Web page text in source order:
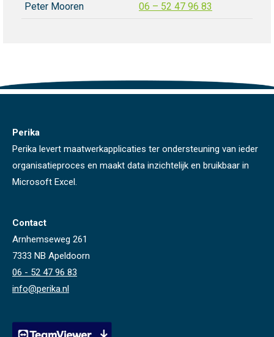
Peter Mooren 06 – 52 47 96 83
Perika
Perika levert maatwerkapplicaties ter ondersteuning van ieder
organisatieproces en maakt data inzichtelijk en bruikbaar in
Microsoft Excel.
Contact
Arnhemseweg 261
7333 NB Apeldoorn
06 - 52 47 96 83
info@perika.nl